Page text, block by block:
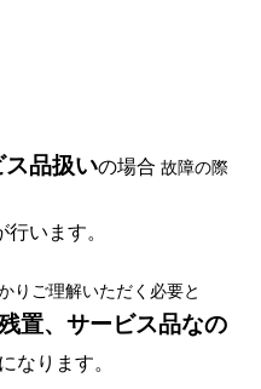
ス品扱いの場合 故障の際
います。
りご理解いただく必要と
置、サービス品なの
なります。